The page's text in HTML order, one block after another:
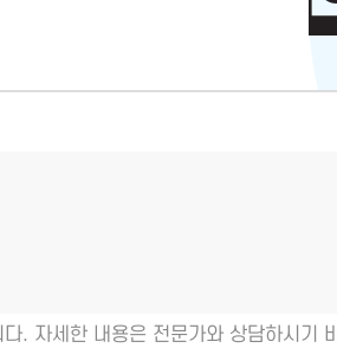
. 자세한 내용은 전문가와 상담하시기